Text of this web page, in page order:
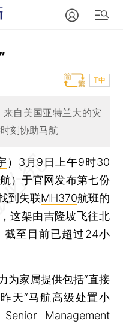
T中
自美国亚特兰大的灾
刻协助马航
） 3月9日上午9时30
）于官网发布第七份
到失联MH370航班的
这架由吉隆坡飞往北
截至目前已超过24小
家属提供包括“直接
天“马航高级处置小
Management